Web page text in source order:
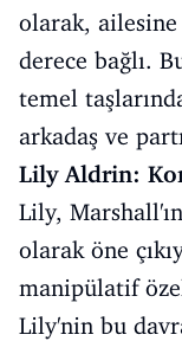
olarak, ailesine
derece bağlı.
temel
arkadaş ve
Lily Aldrin:
Lily,
olarak öne
manipülatif
Lily'nin bu